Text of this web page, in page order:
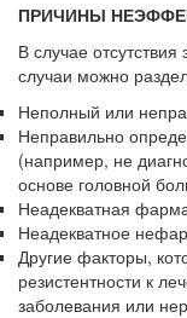
ПРИЧИНЫ
В случае
случаи можно
Неполный или
Неправильно
(например, не
основе головной
Неадекватная
Неадекватное
Другие факторы,
резистентности к
заболевания или